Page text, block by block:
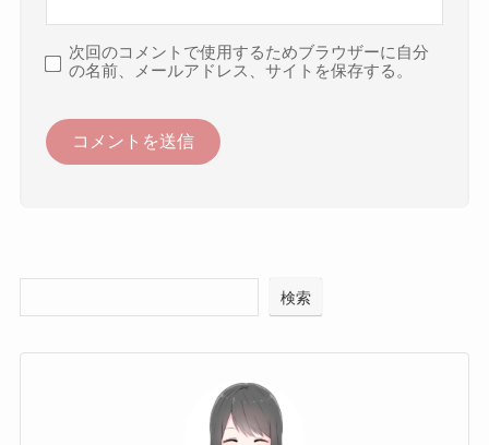
次回のコメントで使用するためブラウザーに自分
の名前、メールアドレス、サイトを保存する。
検索